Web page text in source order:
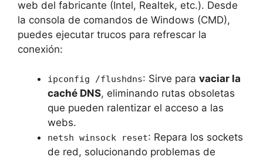
web del fabricante (Intel, Realtek, etc.). Desde
la consola de comandos de Windows (CMD),
puedes ejecutar trucos para refrescar la
conexión:
ipconfig /flushdns: Sirve para vaciar la
caché DNS, eliminando rutas obsoletas
que pueden ralentizar el acceso a las
webs.
netsh winsock reset: Repara los sockets
de red, solucionando problemas de